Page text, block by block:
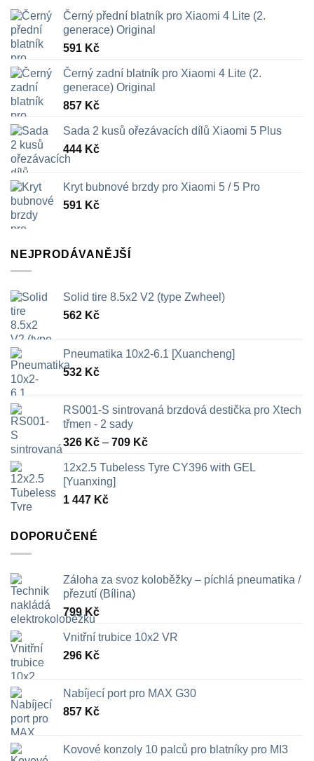
Černý přední blatník pro Xiaomi 4 Lite (2.
generace) Original
591 Kč
Černý zadní blatník pro Xiaomi 4 Lite (2.
generace) Original
857 Kč
Sada 2 kusů ořezávacích dílů Xiaomi 5 Plus
444 Kč
Kryt bubnové brzdy pro Xiaomi 5 / 5 Pro
591 Kč
NEJPRODÁVANĚJŠÍ
Solid tire 8.5x2 V2 (type Zwheel)
562 Kč
Pneumatika 10x2-6.1 [Xuancheng]
532 Kč
RS001-S sintrovaná brzdová destička pro Xtech
třmen - 2 sady
326 Kč – 709 KčRozpětí
326 Kč
12x2.5 Tubeless Tyre CY396 with GEL
[Yuanxing]
1 447 Kč
DOPORUČENÉ
Záloha za svoz koloběžky – píchlá pneumatika /
přezutí (Bílina)
799Kč
Vnitřní trubice 10x2 VR
296 Kč
Nabíjecí port pro MAX G30
857 Kč
Kovové konzoly 10 palců pro blatníky pro MI3